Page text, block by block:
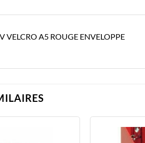
VELCRO A5 ROUGE ENVELOPPE